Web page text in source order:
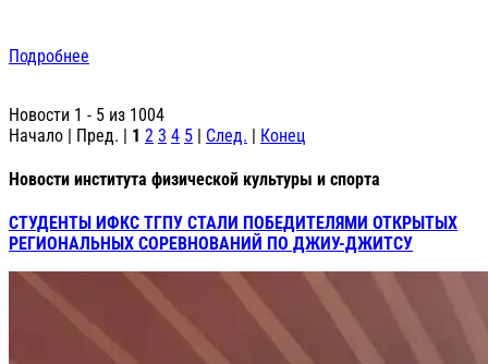
Подробнее
Новости 1 - 5 из 1004
Начало | Пред. | 1 2 3 4 5 | След. | Конец
Новости института физической культуры и спорта
СТУДЕНТЫ ИФКС ТГПУ СТАЛИ ПОБЕДИТЕЛЯМИ ОТКРЫТЫХ
РЕГИОНАЛЬНЫХ СОРЕВНОВАНИЙ ПО ДЖИУ-ДЖИТСУ